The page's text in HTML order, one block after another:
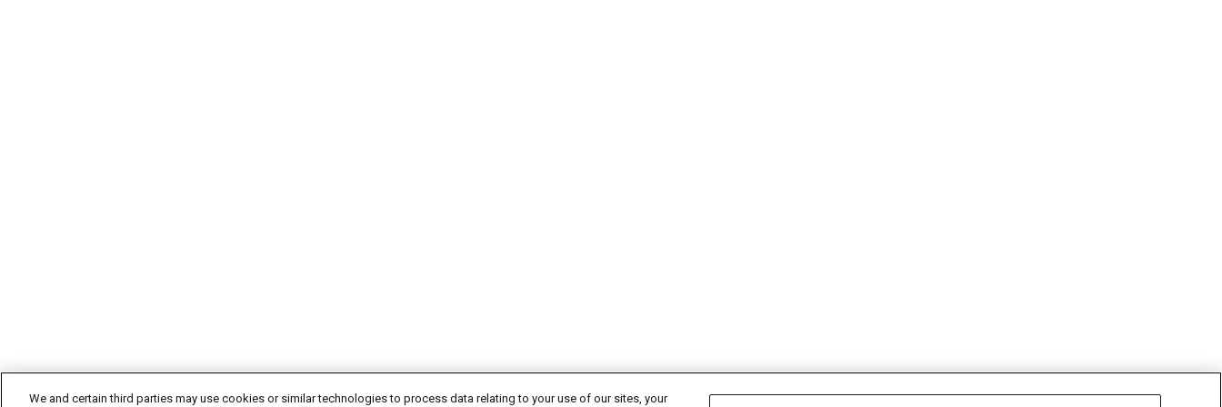
We and certain third parties may use cookies or similar technologies to process data relating to your use of our sites, your